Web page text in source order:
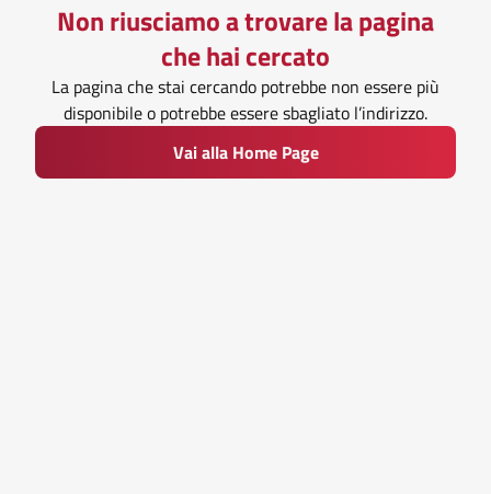
Non riusciamo a trovare la pagina
che hai cercato
La pagina che stai cercando potrebbe non essere più
disponibile o potrebbe essere sbagliato l’indirizzo.
Vai alla Home Page